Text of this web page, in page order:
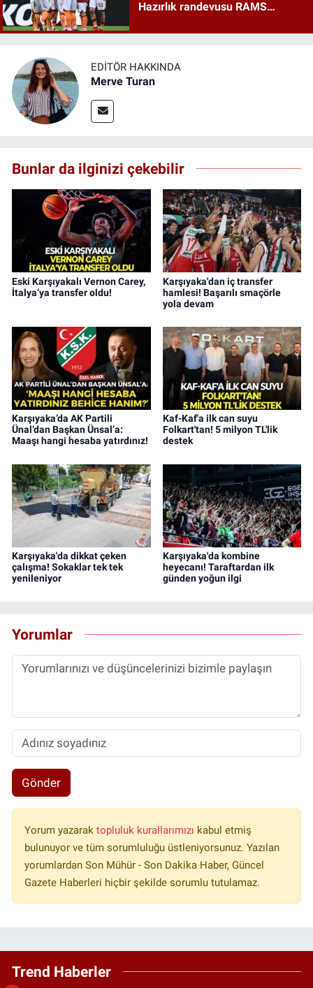
Hazırlık randevusu RAMS
EDITÖR HAKKINDA
Merve Turan
Bunlar da ilginizi çekebilir
Eski Karşıyakalı Vernon Carey,
İtalya’ya transfer oldu!
Karşıyaka'dan iç transfer
hamlesi! Başarılı smaçörle
yola devam
Karşıyaka’da AK Partili
Ünal’dan Başkan Ünsal’a:
Maaşı hangi hesaba yatırdınız!
Kaf-Kaf'a ilk can suyu
Folkart'tan! 5 milyon TL'lik
destek
Karşıyaka'da dikkat çeken
çalışma! Sokaklar tek tek
yenileniyor
Karşıyaka'da kombine
heyecanı! Taraftardan ilk
günden yoğun ilgi
Yorumlar
Gönder
Yorum yazarak topluluk kurallarımızı kabul etmiş
bulunuyor ve tüm sorumluluğu üstleniyorsunuz. Yazılan
yorumlardan Son Mühür - Son Dakika Haber, Güncel
Gazete Haberleri hiçbir şekilde sorumlu tutulamaz.
Trend Haberler